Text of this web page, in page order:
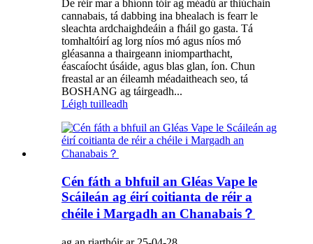
De réir mar a bhíonn tóir ag méadú ar thiúchain
cannabais, tá dabbing ina bhealach is fearr le
sleachta ardchaighdeáin a fháil go gasta. Tá
tomhaltóirí ag lorg níos mó agus níos mó
gléasanna a thairgeann iniomparthacht,
éascaíocht úsáide, agus blas glan, íon. Chun
freastal ar an éileamh méadaitheach seo, tá
BOSHANG ag táirgeadh...
Léigh tuilleadh
Cén fáth a bhfuil an Gléas Vape le
Scáileán ag éirí coitianta de réir a
chéile i Margadh an Chanabais？